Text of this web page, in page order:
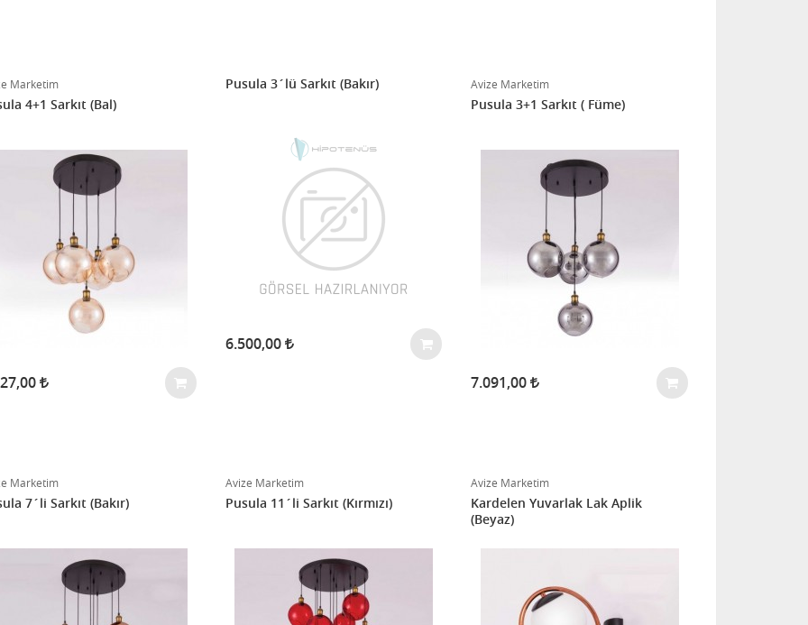
Marketim
4+1 Sarkıt (Bal)
Pusula 3´lü Sarkıt (Bakır)
6.500,00
Avize Marketim
Pusula 3+1 Sarkıt ( Füme)
7.091,00
Marketim
7´li Sarkıt (Bakır)
Avize Marketim
Pusula 11´li Sarkıt (Kırmızı)
Avize Marketim
Kardelen Yuvarlak Lak Aplik
(Beyaz)